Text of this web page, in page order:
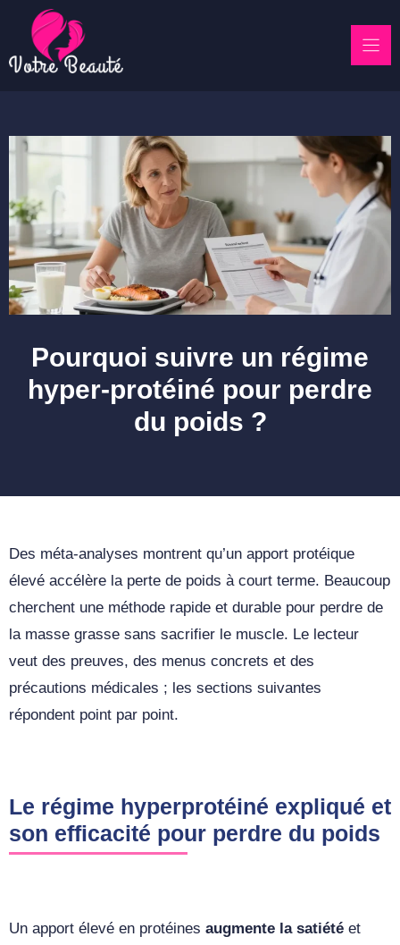
content
Pourquoi suivre un régime
hyper-protéiné pour perdre
du poids ?
Des méta-analyses montrent qu’un apport protéique
élevé accélère la perte de poids à court terme. Beaucoup
cherchent une méthode rapide et durable pour perdre de
la masse grasse sans sacrifier le muscle. Le lecteur
veut des preuves, des menus concrets et des
précautions médicales ; les sections suivantes
répondent point par point.
Le régime hyperprotéiné expliqué et
son efficacité pour perdre du poids
Un apport élevé en protéines augmente la satiété et